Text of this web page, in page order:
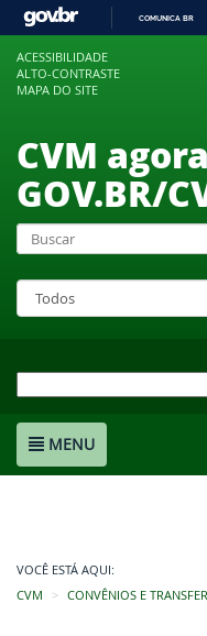
COMUNICA BR
ACESSIBILIDADE
ALTO-CONTRASTE
MAPA DO SITE
CVM
GOV.BR/
MENU
VOCÊ ESTÁ AQUI:
CVM
CONVÊNIOS E